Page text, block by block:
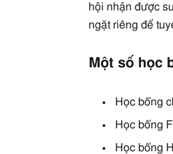
hội nhận được
ngặt riêng để
Một số học
Học bổng
Học bổng
Học bổng